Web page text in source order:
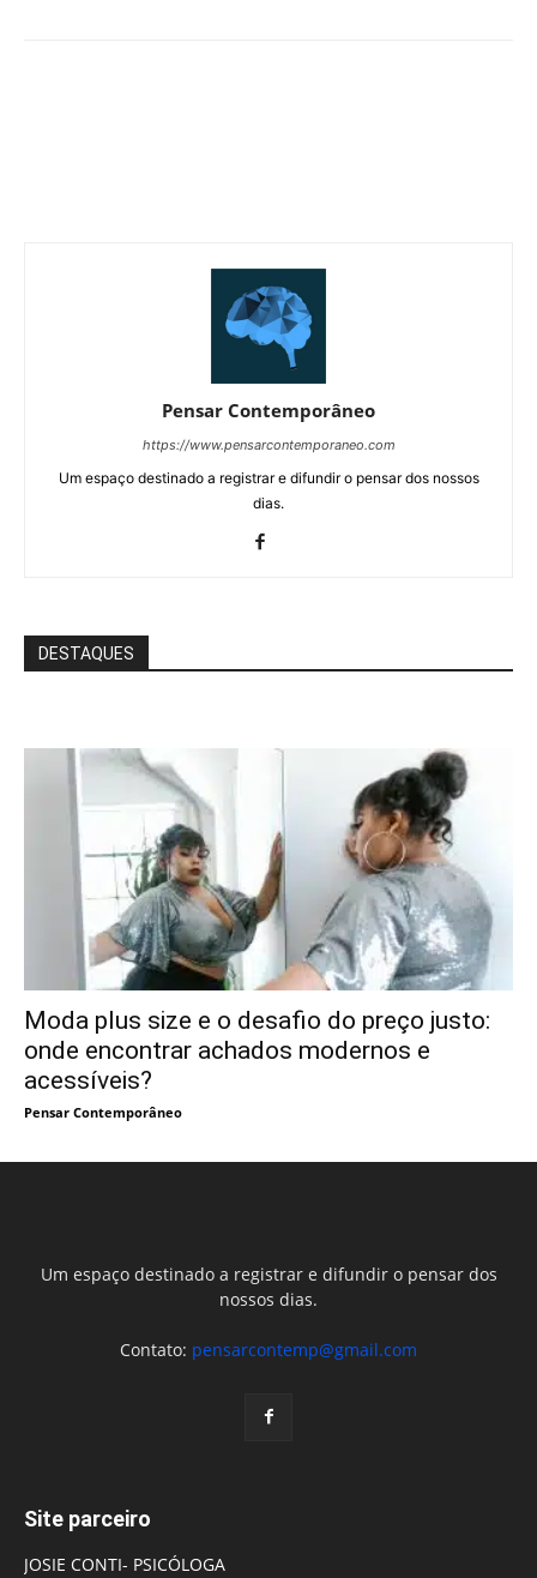
Pensar Contemporâneo
https://www.pensarcontemporaneo.com
Um espaço destinado a registrar e difundir o pensar dos nossos
dias.
DESTAQUES
Moda plus size e o desafio do preço justo:
onde encontrar achados modernos e
acessíveis?
Pensar Contemporâneo
Um espaço destinado a registrar e difundir o pensar dos
nossos dias.
Contato: pensarcontemp@gmail.com
Site parceiro
JOSIE CONTI- PSICÓLOGA